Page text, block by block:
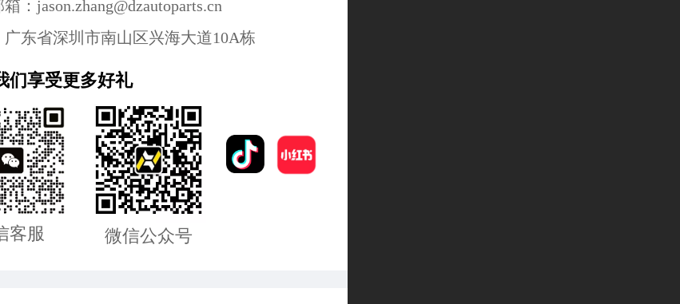
： jason.zhang@dzautoparts.cn
广东省深圳市南山区兴海大道10A栋
们享受更多好礼
客服 微信公众号